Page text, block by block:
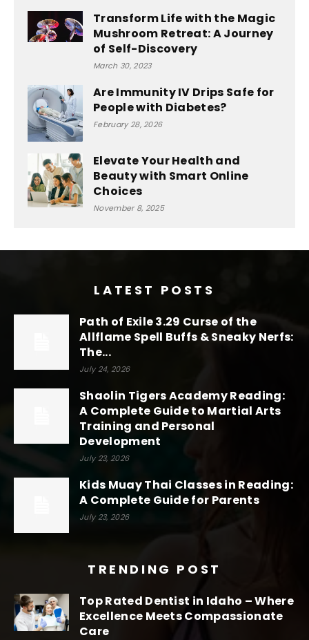
Transform Life with the Magic
Mushroom Retreat: A Journey
of Self-Discovery
March 30, 2023
Are Immunity IV Drips Safe for
People with Diabetes?
February 28, 2026
Elevate Your Health and
Beauty with Smart Online
Choices
November 8, 2025
LATEST POSTS
Path of Exile 3.29 Curse of the
Allflame Spell Buffs & Sneaky Nerfs:
The...
July 24, 2026
Shaolin Tigers Academy Reading:
A Complete Guide to Martial Arts
Training and Personal
Development
July 23, 2026
Kids Muay Thai Classes in Reading:
A Complete Guide for Parents
July 23, 2026
TRENDING POST
Top Rated Dentist in Idaho – Where
Excellence Meets Compassionate
Care